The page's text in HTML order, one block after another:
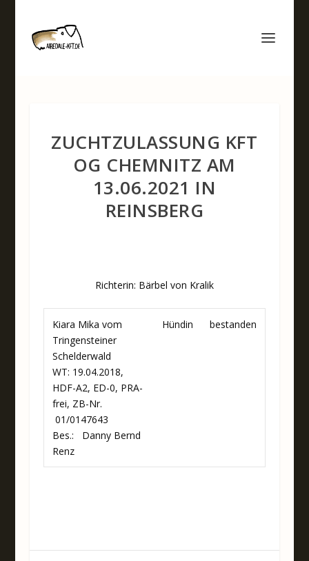
ZUCHTZULASSUNG KFT
OG CHEMNITZ AM
13.06.2021 IN
REINSBERG
Richterin: Bärbel von Kralik
Kiara Mika vom
Tringensteiner
Schelderwald
WT: 19.04.2018,
HDF-A2, ED-0, PRA-
frei, ZB-Nr.
01/0147643
Bes.: Danny Bernd
Renz
Hündin bestanden